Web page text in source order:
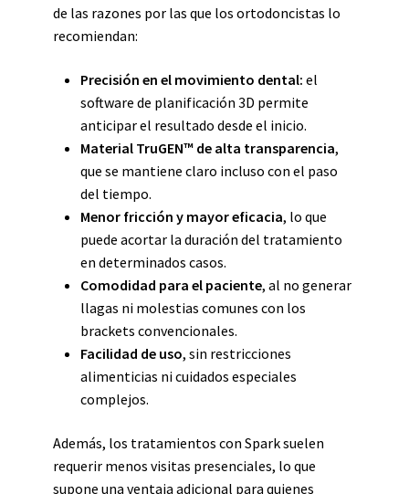
de las razones por las que los ortodoncistas lo
recomiendan:
Precisión en el movimiento dental: el
software de planificación 3D permite
anticipar el resultado desde el inicio.
Material TruGEN™ de alta transparencia,
que se mantiene claro incluso con el paso
del tiempo.
Menor fricción y mayor eficacia, lo que
puede acortar la duración del tratamiento
en determinados casos.
Comodidad para el paciente, al no generar
llagas ni molestias comunes con los
brackets convencionales.
Facilidad de uso, sin restricciones
alimenticias ni cuidados especiales
complejos.
Además, los tratamientos con Spark suelen
requerir menos visitas presenciales, lo que
supone una ventaja adicional para quienes